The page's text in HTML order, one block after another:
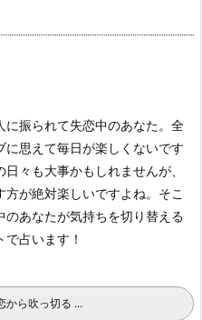
に振られて失恋中のあなた。全
に思えて毎日が楽しくないです
日々も大事かもしれませんが、
方が絶対楽しいですよね。そこ
のあなたが気持ちを切り替える
占います！
から吹っ切る ...